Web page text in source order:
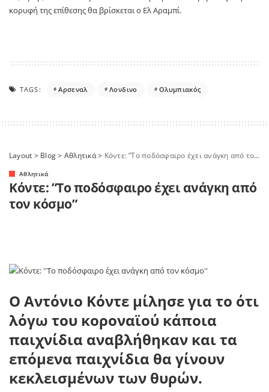
κορυφή της επίθεσης θα βρίσκεται ο Ελ Αραμπί.
TAGS: Αρσεναλ Λονδινο Ολυμπιακός
Layout > Blog> Αθλητικά> Κόντε: ”Το ποδόσφαιρο έχει ανάγκη από τον κόσμο”
Αθλητικά
Κόντε: ”Το ποδόσφαιρο έχει ανάγκη από
τον κόσμο”
Ο Αντόνιο Κόντε μίλησε για το ότι
λόγω του κοροναϊού κάποια
παιχνίδια αναβλήθηκαν και τα
επόμενα παιχνίδια θα γίνουν
κεκλεισμένων των θυρών.